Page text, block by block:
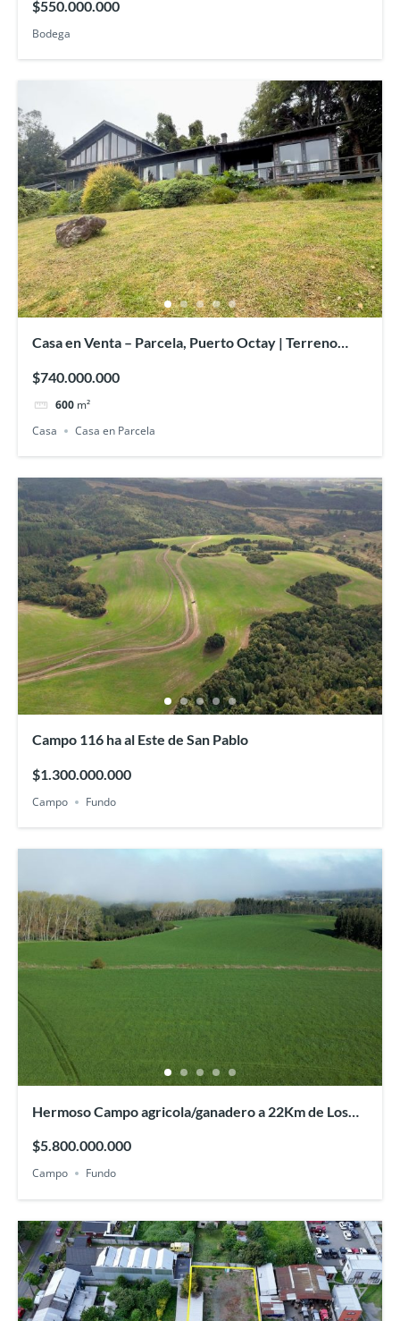
$550.000.000
Bodega
Casa en Venta – Parcela, Puerto Octay | Terreno
$740.000.000
600 m²
Casa
Casa en Parcela
Campo 116 ha al Este de San Pablo
$1.300.000.000
Campo Fundo
Hermoso Campo agricola/ganadero a 22Km de Los
$5.800.000.000
Campo Fundo